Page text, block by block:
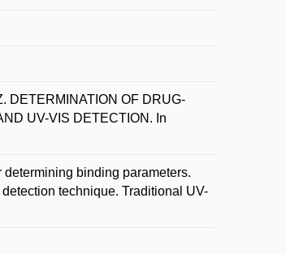
DETERMINATION OF DRUG-
UV-VIS DETECTION. In
binding parameters.
technique. Traditional UV-